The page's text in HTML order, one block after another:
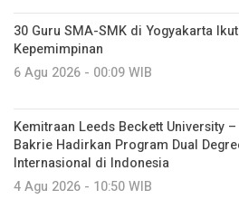
30 Guru SMA-SMK di Yogyakarta
Kepemimpinan
6 Agu 2026 - 00:09 WIB
Kemitraan Leeds Beckett University
Bakrie Hadirkan Program Dual
Internasional di Indonesia
4 Agu 2026 - 10:50 WIB